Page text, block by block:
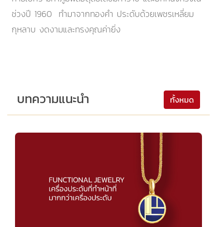
ช่วงปี 1960 ทำมาจากทองคำ ประดับด้วยเพชรเหลี่ยม
กุหลาบ งดงามและทรงคุณค่ายิ่ง
บทความแนะนำ ทั้งหมด